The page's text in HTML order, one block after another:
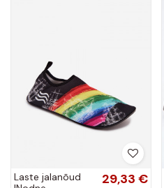
Laste jalanõud
29,33 €